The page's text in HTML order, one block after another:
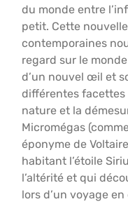
Editions
Le MAMCS
Contact
du monde entre
petit. Cette
contemporaines
regard sur le
d’un nouvel œil et
différentes facettes
nature et la
Micromégas
éponyme de
habitant l’étoile
l’altérité et qui
lors d’un voyage